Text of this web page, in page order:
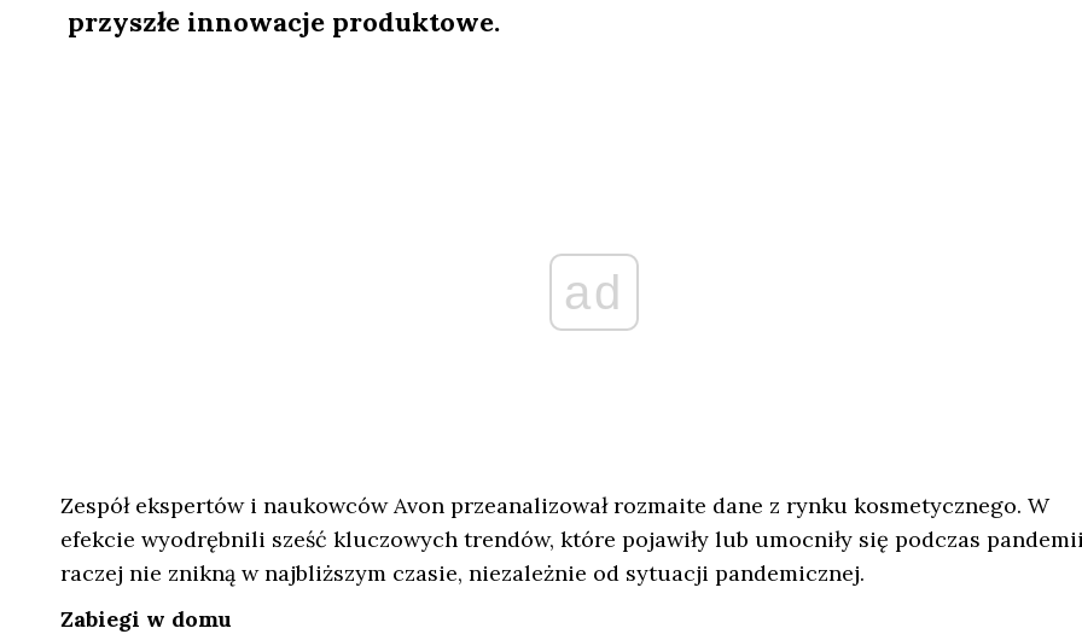
przyszłe innowacje produktowe.
ad
Zespół ekspertów i naukowców Avon przeanalizował rozmaite dane z rynku kosmetycznego. W
efekcie wyodrębnili sześć kluczowych trendów, które pojawiły lub umocniły się podczas
raczej nie znikną w najbliższym czasie, niezależnie od sytuacji pandemicznej.
Zabiegi w domu